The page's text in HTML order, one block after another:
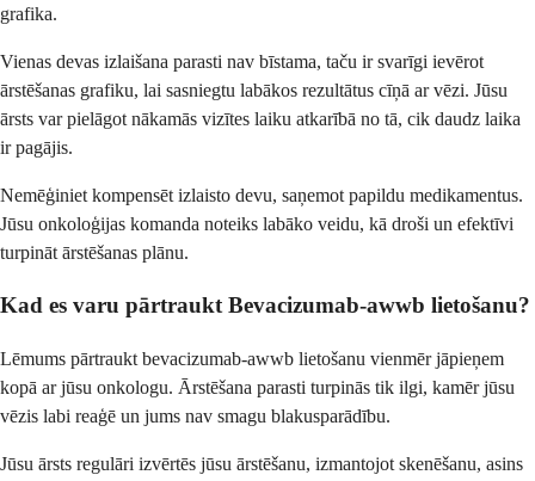
grafika.
Vienas devas izlaišana parasti nav bīstama, taču ir svarīgi ievērot
ārstēšanas grafiku, lai sasniegtu labākos rezultātus cīņā ar vēzi. Jūsu
ārsts var pielāgot nākamās vizītes laiku atkarībā no tā, cik daudz laika
ir pagājis.
Nemēģiniet kompensēt izlaisto devu, saņemot papildu medikamentus.
Jūsu onkoloģijas komanda noteiks labāko veidu, kā droši un efektīvi
turpināt ārstēšanas plānu.
Kad es varu pārtraukt Bevacizumab-awwb lietošanu?
Lēmums pārtraukt bevacizumab-awwb lietošanu vienmēr jāpieņem
kopā ar jūsu onkologu. Ārstēšana parasti turpinās tik ilgi, kamēr jūsu
vēzis labi reaģē un jums nav smagu blakusparādību.
Jūsu ārsts regulāri izvērtēs jūsu ārstēšanu, izmantojot skenēšanu, asins